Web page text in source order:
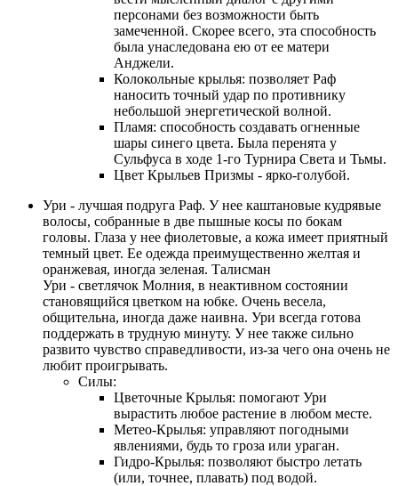
персонами без возможности быть
замеченной. Скорее всего, эта способность
была унаследована ею от ее матери
Анджели.
Колокольные крылья: позволяет Раф
наносить точный удар по противнику
небольшой энергетической волной.
Пламя: способность создавать огненные
шары синего цвета. Была перенята у
Сульфуса в ходе 1-го Турнира Света и Тьмы.
Цвет Крыльев Призмы - ярко-голубой.
Ури - лучшая подруга Раф. У нее каштановые кудрявые
волосы, собранные в две пышные косы по бокам
головы. Глаза у нее фиолетовые, а кожа имеет приятный
темный цвет. Ее одежда преимущественно желтая и
оранжевая, иногда зеленая. Талисман
Ури - светлячок Молния, в неактивном состоянии
становящийся цветком на юбке. Очень весела,
общительна, иногда даже наивна. Ури всегда готова
поддержать в трудную минуту. У нее также сильно
развито чувство справедливости, из-за чего она очень не
любит проигрывать.
Силы:
Цветочные Крылья: помогают Ури
вырастить любое растение в любом месте.
Метео-Крылья: управляют погодными
явлениями, будь то гроза или ураган.
Гидро-Крылья: позволяют быстро летать
(или, точнее, плавать) под водой.